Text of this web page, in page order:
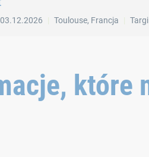
03.12.2026 Toulouse, Francja Targi
które